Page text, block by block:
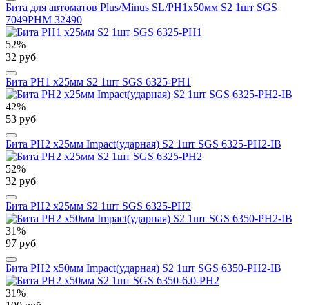
Бита для автоматов Plus/Minus SL/PH1х50мм S2 1шт SGS
7049PHM 32490
52%
32 руб
Бита PH1 х25мм S2 1шт SGS 6325-PH1
42%
53 руб
Бита PH2 х25мм Impact(ударная) S2 1шт SGS 6325-PH2-IB
52%
32 руб
Бита PH2 х25мм S2 1шт SGS 6325-PH2
31%
97 руб
Бита PH2 х50мм Impact(ударная) S2 1шт SGS 6350-PH2-IB
31%